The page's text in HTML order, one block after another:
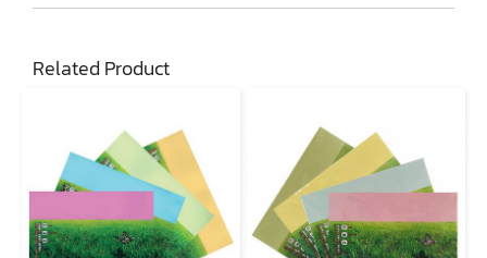
Related Product